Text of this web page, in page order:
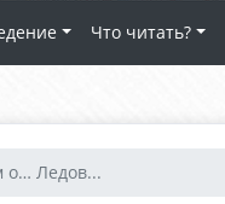
Что читать?
о… Ледов...